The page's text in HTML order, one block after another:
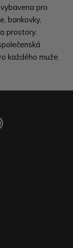
pro
bankovky,
prostory.
každého muže.